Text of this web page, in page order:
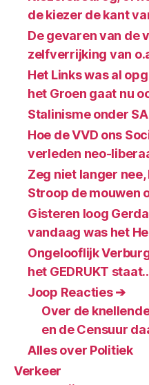
de kiezer de kant
De gevaren van de
zelfverrijking van
Het Links was al
het Groen gaat nu
Stalinisme onder
Hoe de VVD ons
verleden neo-
Zeg niet langer nee,
Stroop de mouwen
Gisteren loog
vandaag was het
Ongelooflijk
het GEDRUKT
Joop Reacties ➔
Over de
en de Censuur
Alles over Politiek
Verkeer